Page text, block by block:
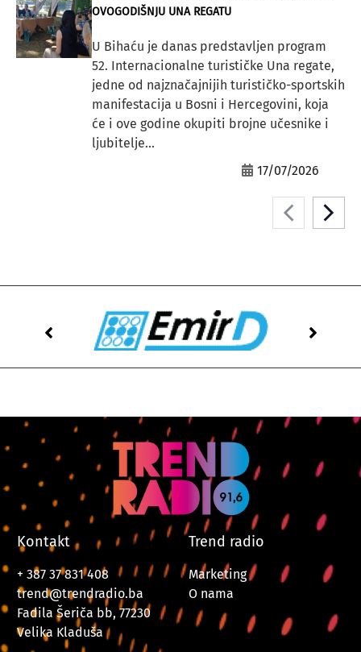
OVOGODIŠNJU UNA REGATU
U Bihaću je danas predstavljen program
52. Internacionalne turističke Una regate,
jedne od najznačajnijih turističko-sportskih
manifestacija u Bosni i Hercegovini, koja
će i ove godine okupiti brojne učesnike i
ljubitelje...
17/07/2026
Kontakt
+ 387 37 831 408
trend@trendradio.ba
Fadila Šeriča bb, 77230
Velika Kladuša
Trend radio
Marketing
O nama